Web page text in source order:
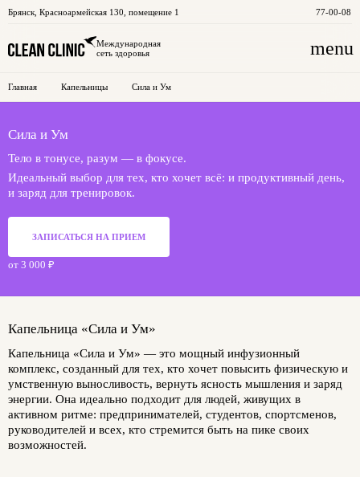
Брянск Красноармейская 130, помещение 1 77-00-08
Международная
сеть здоровья
menu
Главная Капельницы Сила и Ум
Сила и Ум
Тело в тонусе, разум — в фокусе.
Идеальный выбор для тех, кто хочет всё: и продуктивный день,
и заряд для тренировок.
ЗАПИСАТЬСЯ НА ПРИЕМ
от 3 000 ₽
Капельница «Сила и Ум»
Капельница «Сила и Ум» — это мощный инфузионный
комплекс, созданный для тех, кто хочет повысить физическую и
умственную выносливость, вернуть ясность мышления и заряд
энергии. Она идеально подходит для людей, живущих в
активном ритме: предпринимателей, студентов, спортсменов,
руководителей и всех, кто стремится быть на пике своих
возможностей.